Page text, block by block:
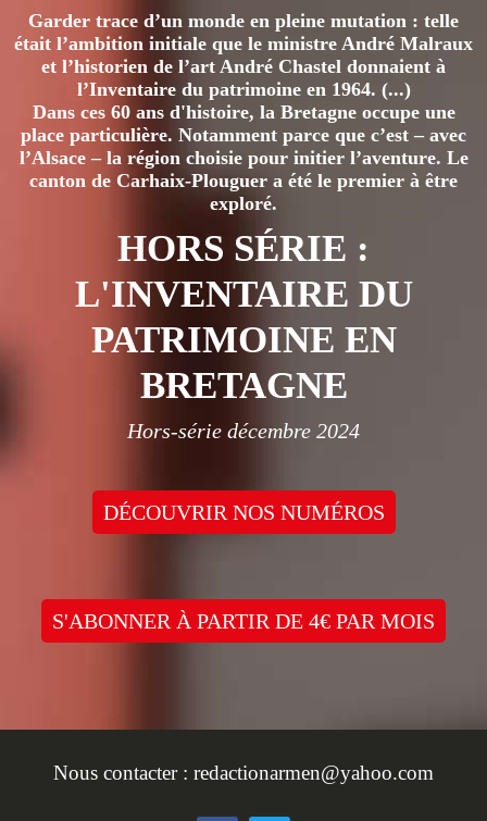
Garder trace d’un monde en pleine mutation : telle
était l’ambition initiale que le ministre André Malraux
et l’historien de l’art André Chastel donnaient à
l’Inventaire du patrimoine en 1964. (...)
Dans ces 60 ans d'histoire, la Bretagne occupe une
place particulière. Notamment parce que c’est – avec
l’Alsace – la région choisie pour initier l’aventure. Le
canton de Carhaix-Plouguer a été le premier à être
exploré.
HORS SÉRIE :
L'INVENTAIRE DU
PATRIMOINE EN
BRETAGNE
Hors-série décembre 2024
DÉCOUVRIR NOS NUMÉROS
S'ABONNER À PARTIR DE 4€ PAR MOIS
Nous contacter : redactionarmen@yahoo.com